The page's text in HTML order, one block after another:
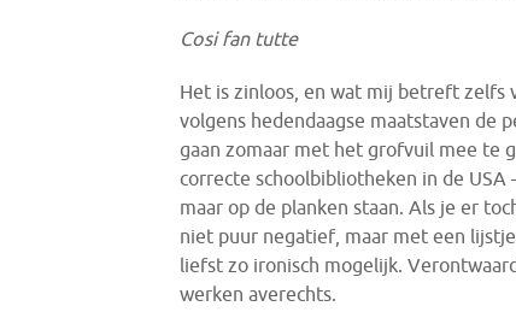
Cosi fan tutte
Het is zinloos, en wat mij betreft zelfs
volgens hedendaagse maatstaven de
gaan zomaar met het grofvuil mee te
correcte schoolbibliotheken in de USA
maar op de planken staan. Als je er
niet puur negatief, maar met een
liefst zo ironisch mogelijk.
werken averechts.